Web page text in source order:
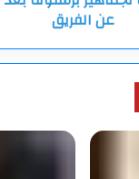
عن الفريق